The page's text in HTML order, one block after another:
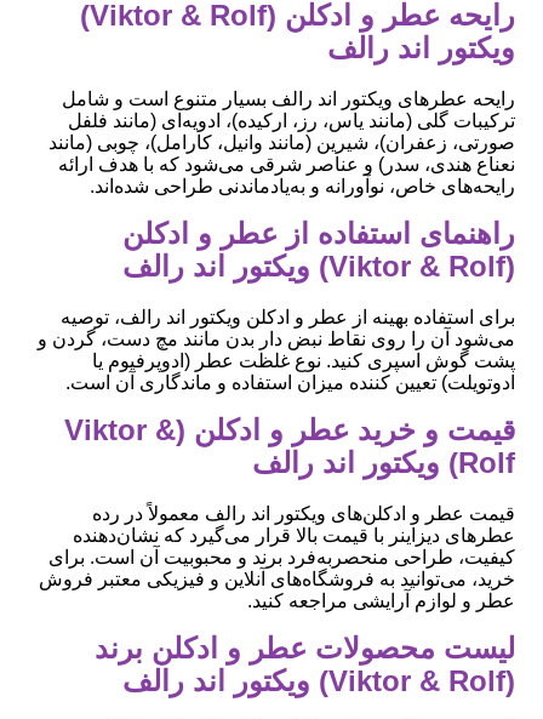
رایحه عطر و ادکلن (Viktor & Rolf)
ویکتور اند رالف
رایحه عطرهای ویکتور اند رالف بسیار متنوع است و شامل
ترکیبات گلی (مانند یاس، رز، ارکیده)، ادویه‌ای (مانند فلفل
صورتی، زعفران)، شیرین (مانند وانیل، کارامل)، چوبی (مانند
نعناع هندی، سدر) و عناصر شرقی می‌شود که با هدف ارائه
رایحه‌های خاص، نوآورانه و به‌یادماندنی طراحی شده‌اند.
راهنمای استفاده از عطر و ادکلن
(Viktor & Rolf) ویکتور اند رالف
برای استفاده بهینه از عطر و ادکلن ویکتور اند رالف، توصیه
می‌شود آن را روی نقاط نبض دار بدن مانند مچ دست، گردن و
پشت گوش اسپری کنید. نوع غلظت عطر (ادوپرفیوم یا
ادوتویلت) تعیین کننده میزان استفاده و ماندگاری آن است.
قیمت و خرید عطر و ادکلن (Viktor &
Rolf) ویکتور اند رالف
قیمت عطر و ادکلن‌های ویکتور اند رالف معمولاً در رده
عطرهای دیزاینر با قیمت بالا قرار می‌گیرد که نشان‌دهنده
کیفیت، طراحی منحصربه‌فرد برند و محبوبیت آن است. برای
خرید، می‌توانید به فروشگاه‌های آنلاین و فیزیکی معتبر فروش
عطر و لوازم آرایشی مراجعه کنید.
لیست محصولات عطر و ادکلن برند
(Viktor & Rolf) ویکتور اند رالف